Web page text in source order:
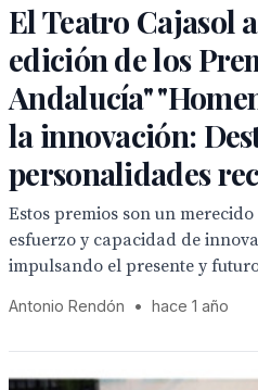
El Teatro Cajasol
edición de los
Andalucía"
la innovación:
personalidades
Estos premios son un
esfuerzo y capacidad de
impulsando el presente y
Antonio Rendón • hace 1 año